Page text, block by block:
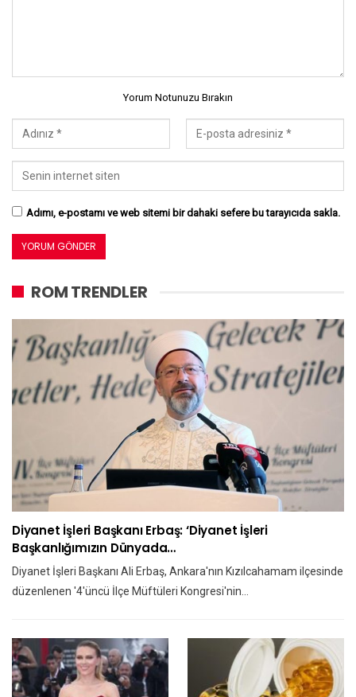
Yorum Notunuzu Bırakın
Adımı, e-postamı ve web sitemi bir dahaki sefere bu tarayıcıda sakla.
ROM TRENDLER
Diyanet İşleri Başkanı Erbaş: ‘Diyanet İşleri
Başkanlığımızın Dünyada…
Diyanet İşleri Başkanı Ali Erbaş, Ankara'nın Kızılcahamam ilçesinde
düzenlenen '4'üncü İlçe Müftüleri Kongresi'nin…